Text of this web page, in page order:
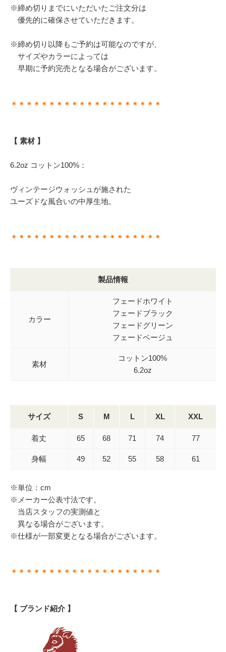
※締め切りまでにいただいたご注文分は
優先的に確保させていただきます。
※締め切り以降もご予約は可能なのですが、
サイズやカラーによっては
早期に予約完売となる場合がございます。
＊＊＊＊＊＊＊＊＊＊＊＊＊＊＊＊＊＊＊＊
【 素材 】
6.2oz コットン100%：
ヴィンテージウォッシュが施された
ユーズドな風合いの中厚生地。
＊＊＊＊＊＊＊＊＊＊＊＊＊＊＊＊＊＊＊＊
製品情報
カラー
フェードホワイト
フェードブラック
フェードグリーン
フェードベージュ
素材
コットン100%
6.2oz
サイズ S M L XL XXL
着丈 65 68 71 74 77
身幅 49 52 55 58 61
※単位：cm
※メーカー公表寸法です。
当店スタッフの実測値と
異なる場合がございます。
※仕様が一部変更となる場合がございます。
＊＊＊＊＊＊＊＊＊＊＊＊＊＊＊＊＊＊＊＊
【 ブランド紹介 】